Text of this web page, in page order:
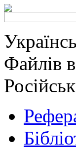
Файлів в